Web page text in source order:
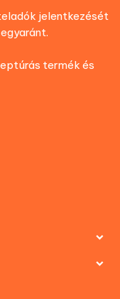
jelentkezését
termék és

